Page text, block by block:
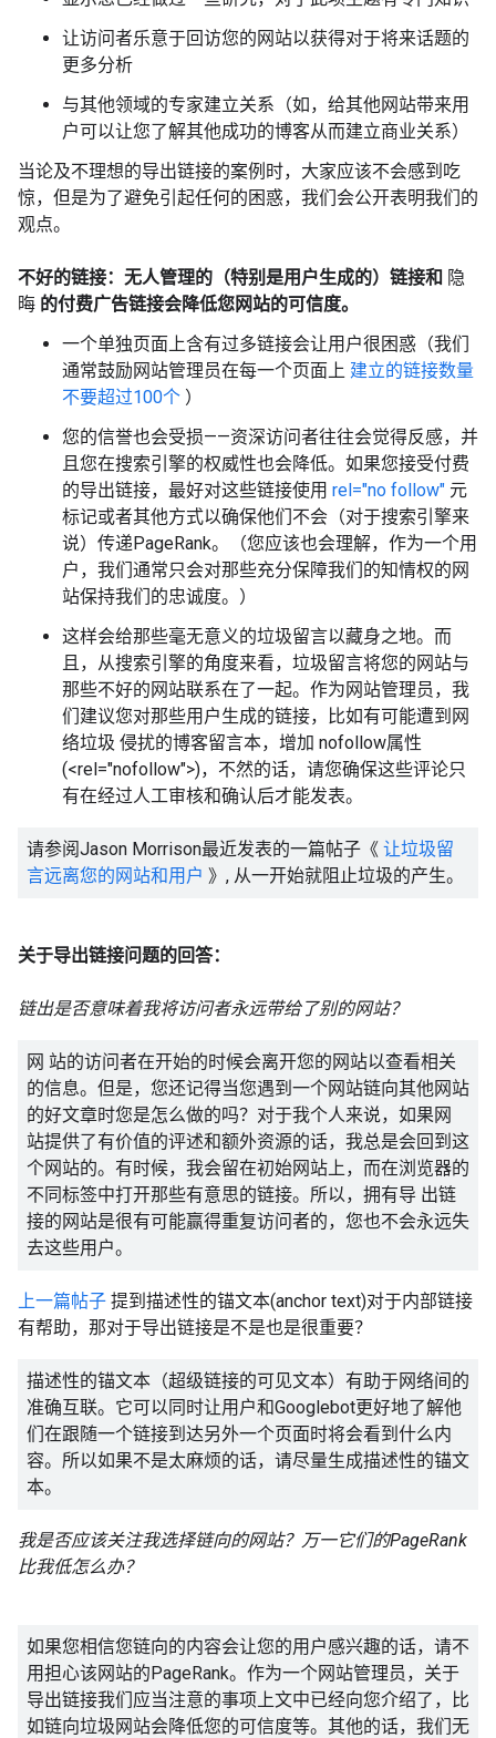
让访问者乐意于回访您的网站以获得对于将来话题的
更多分析
与其他领域的专家建立关系（如，给其他网站带来用
户可以让您了解其他成功的博客从而建立商业关系）
当论及不理想的导出链接的案例时，大家应该不会感到吃
惊，但是为了避免引起任何的困惑，我们会公开表明我们的
观点。
不好的链接：无人管理的（特别是用户生成的）链接和 隐
晦 的付费广告链接会降低您网站的可信度。
一个单独页面上含有过多链接会让用户很困惑（我们
通常鼓励网站管理员在每一个页面上 建立的链接数量
不要超过100个 ）
您的信誉也会受损——资深访问者往往会觉得反感，并
且您在搜索引擎的权威性也会降低。如果您接受付费
的导出链接，最好对这些链接使用 rel="no follow" 元
标记或者其他方式以确保他们不会（对于搜索引擎来
说）传递PageRank。（您应该也会理解，作为一个用
户，我们通常只会对那些充分保障我们的知情权的网
站保持我们的忠诚度。）
这样会给那些毫无意义的垃圾留言以藏身之地。而
且，从搜索引擎的角度来看，垃圾留言将您的网站与
那些不好的网站联系在了一起。作为网站管理员，我
们建议您对那些用户生成的链接，比如有可能遭到网
络垃圾 侵扰的博客留言本，增加 nofollow属性
(<rel="nofollow">)，不然的话，请您确保这些评论只
有在经过人工审核和确认后才能发表。
请参阅Jason Morrison最近发表的一篇帖子《 让垃圾留
言远离您的网站和用户 》, 从一开始就阻止垃圾的产生。
关于导出链接问题的回答：
链出是否意味着我将访问者永远带给了别的网站？
网 站的访问者在开始的时候会离开您的网站以查看相关
的信息。但是，您还记得当您遇到一个网站链向其他网站
的好文章时您是怎么做的吗？对于我个人来说，如果网
站提供了有价值的评述和额外资源的话，我总是会回到这
个网站的。有时候，我会留在初始网站上，而在浏览器的
不同标签中打开那些有意思的链接。所以，拥有导 出链
接的网站是很有可能赢得重复访问者的，您也不会永远失
去这些用户。
上一篇帖子 提到描述性的锚文本(anchor text)对于内部链接
有帮助，那对于导出链接是不是也是很重要？
描述性的锚文本（超级链接的可见文本）有助于网络间的
准确互联。它可以同时让用户和Googlebot更好地了解他
们在跟随一个链接到达另外一个页面时将会看到什么内
容。所以如果不是太麻烦的话，请尽量生成描述性的锚文
本。
我是否应该关注我选择链向的网站？万一它们的PageRank
比我低怎么办？
如果您相信您链向的内容会让您的用户感兴趣的话，请不
用担心该网站的PageRank。作为一个网站管理员，关于
导出链接我们应当注意的事项上文中已经向您介绍了，比
如链向垃圾网站会降低您的可信度等。其他的话，我们无